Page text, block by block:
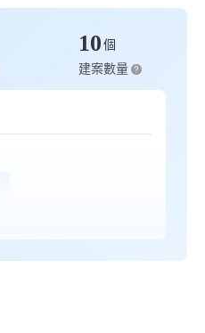
7500萬/戶
10 個
建案數量